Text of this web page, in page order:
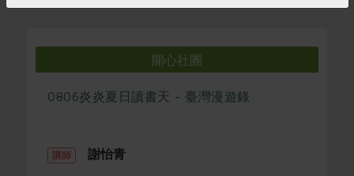
開心社團
0806炎炎夏日讀書天 - 臺灣漫遊錄
講師 謝怡青